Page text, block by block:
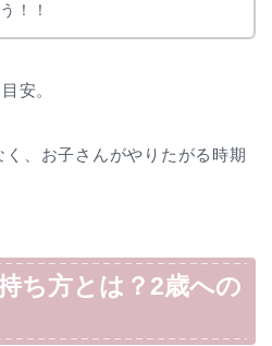
！！
安。
、お子さんがやりたがる時期
ち方とは？2歳への